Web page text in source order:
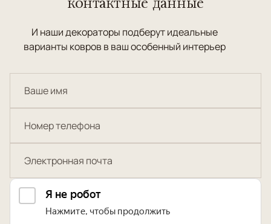
И наши декораторы подберут идеальные
варианты ковров в ваш особенный интерьер